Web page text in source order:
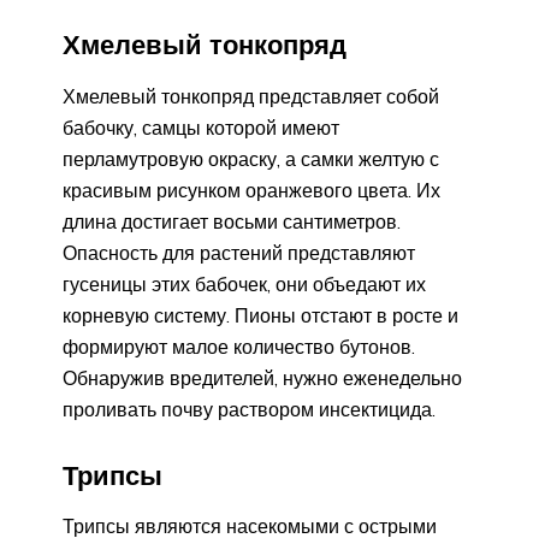
Хмелевый тонкопряд
Хмелевый тонкопряд представляет собой
бабочку, самцы которой имеют
перламутровую окраску, а самки желтую с
красивым рисунком оранжевого цвета. Их
длина достигает восьми сантиметров.
Опасность для растений представляют
гусеницы этих бабочек, они объедают их
корневую систему. Пионы отстают в росте и
формируют малое количество бутонов.
Обнаружив вредителей, нужно еженедельно
проливать почву раствором инсектицида.
Трипсы
Трипсы являются насекомыми с острыми